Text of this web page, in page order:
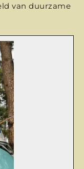
van duurzame